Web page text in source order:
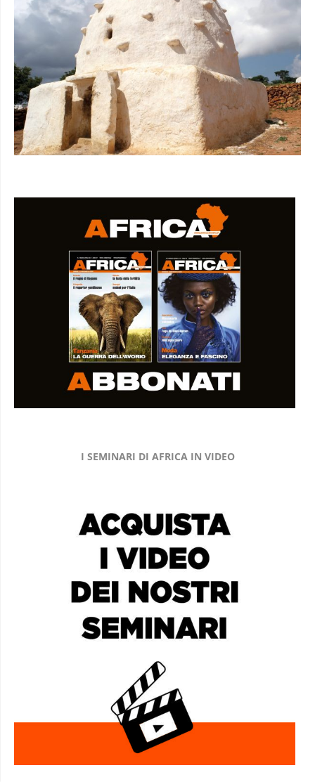
I SEMINARI DI AFRICA IN VIDEO